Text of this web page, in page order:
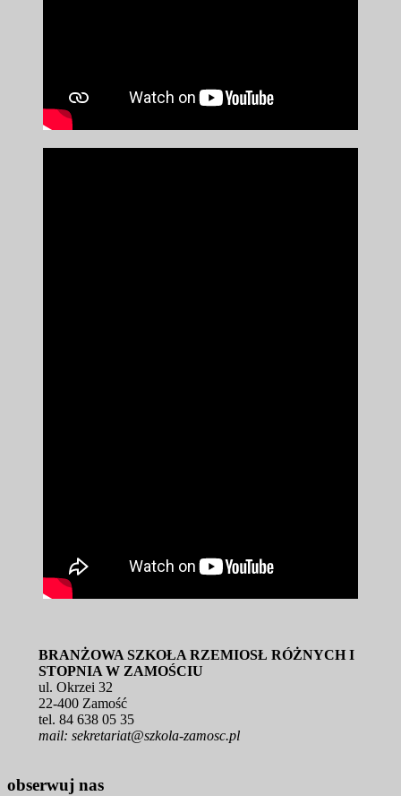
BRANŻOWA SZKOŁA RZEMIOSŁ RÓŻNYCH I
STOPNIA W ZAMOŚCIU
ul. Okrzei 32
22-400 Zamość
tel. 84 638 05 35
mail: sekretariat@szkola-zamosc.pl
obserwuj nas